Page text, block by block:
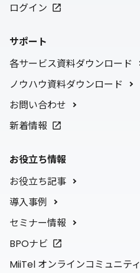
ログイン
サポート
各サービス資料ダウンロード
ノウハウ資料ダウンロード
お問い合わせ
新着情報
お役立ち情報
お役立ち記事
導入事例
セミナー情報
BPOナビ
MiiTel オンラインコミュニティ